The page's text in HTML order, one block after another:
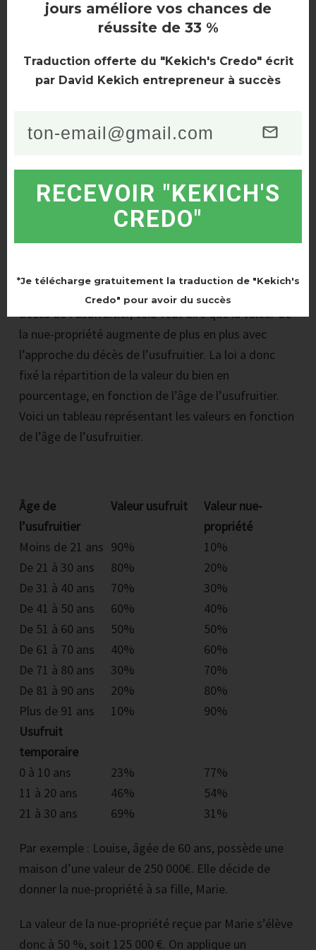
LA VALEUR DES PARTS
Tout comme les charges sont réparties entre
est elle aussi divisée entre ces deux parties
. Comme
l’usufruit reviendra au nu-propriétaire au moment du
décès de l’usufruitier, cela veut dire que la valeur de
la nue-propriété augmente de plus en plus avec
l’approche du décès de l’usufruitier. La loi a donc
fixé la répartition de la valeur du bien en
pourcentage, en fonction de l’âge de l’usufruitier.
Voici un tableau représentant les valeurs en fonction
de l’âge de l’usufruitier.
Âge de
l’usufruitier
Valeur usufruit
Valeur nue-
propriété
Moins de 21 ans 90%
10%
De 21 à 30 ans
80%
20%
De 31 à 40 ans
70%
30%
De 41 à 50 ans
60%
40%
De 51 à 60 ans
50%
50%
De 61 à 70 ans
40%
60%
De 71 à 80 ans
30%
70%
De 81 à 90 ans
20%
80%
Plus de 91 ans
10%
90%
Usufruit
temporaire
0 à 10 ans
23%
77%
11 à 20 ans
46%
54%
21 à 30 ans
69% 31%
Par exemple : Louise, âgée de 60 ans, possède une
maison d’une valeur de 250 000€. Elle décide de
donner la nue-propriété à sa fille, Marie.
La valeur de la nue-propriété reçue par Marie s’élève
donc à 50 %, soit 125 000 €. On applique un
jours améliore vos chances de
réussite de 33 %
Traduction offerte du "Kekich's Credo" écrit
par David Kekich entrepreneur à succès
RECEVOIR "KEKICH'S
CREDO"
*Je télécharge gratuitement la traduction de "Kekich's
Credo" pour avoir du succès